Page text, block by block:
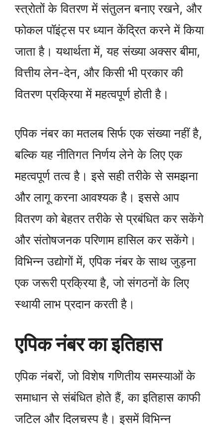
स्त्रोतों के वितरण में संतुलन बनाए रखने, और
फोकल पॉइंट्स पर ध्यान केंद्रित करने में किया
जाता है। यथार्थता में, यह संख्या अक्सर बीमा,
वित्तीय लेन-देन, और किसी भी प्रकार की
वितरण प्रक्रिया में महत्वपूर्ण होती है।
एपिक नंबर का मतलब सिर्फ एक संख्या नहीं है,
बल्कि यह नीतिगत निर्णय लेने के लिए एक
महत्वपूर्ण तत्व है। इसे सही तरीके से समझना
और लागू करना आवश्यक है। इससे आप
वितरण को बेहतर तरीके से प्रबंधित कर सकेंगे
और संतोषजनक परिणाम हासिल कर सकेंगे।
विभिन्न उद्योगों में, एपिक नंबर के साथ जुड़ना
एक जरूरी प्रक्रिया है, जो संगठनों के लिए
स्थायी लाभ प्रदान करती है।
एपिक नंबर का इतिहास
एपिक नंबरों, जो विशेष गणितीय समस्याओं के
समाधान से संबंधित होते हैं, का इतिहास काफी
जटिल और दिलचस्प है। इसमें विभिन्न